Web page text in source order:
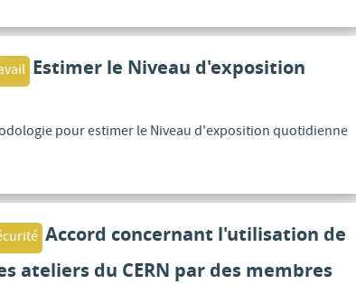
Estimer le Niveau d'exposition
pour estimer le Niveau d'exposition quotidienne
Accord concernant l'utilisation de
ateliers du CERN par des membres